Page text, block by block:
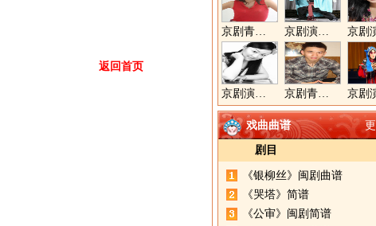
返回首页
京剧青衣演员周利 京剧演员郝帅
京剧演员陈晓霞 京剧青年演员郝杰
戏曲曲谱
剧目
《银柳丝》闽剧曲谱
《哭塔》简谱
《公审》闽剧简谱